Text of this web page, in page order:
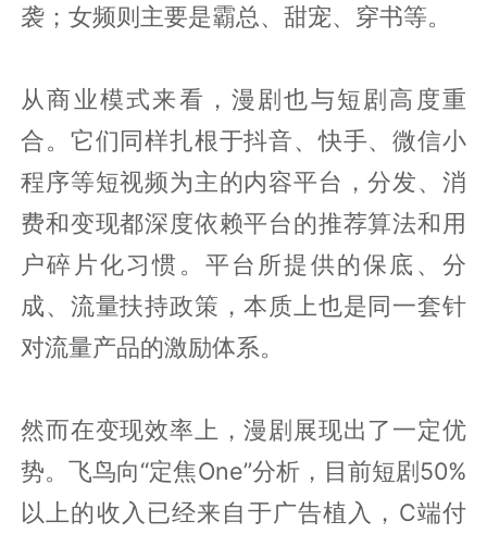
袭；女频则主要是霸总、甜宠、穿书等。
从商业模式来看，漫剧也与短剧高度重
合。它们同样扎根于抖音、快手、微信小
程序等短视频为主的内容平台，分发、消
费和变现都深度依赖平台的推荐算法和用
户碎片化习惯。平台所提供的保底、分
成、流量扶持政策，本质上也是同一套针
对流量产品的激励体系。
然而在变现效率上，漫剧展现出了一定优
势。飞鸟向“定焦One”分析，目前短剧50%
以上的收入已经来自于广告植入，C端付